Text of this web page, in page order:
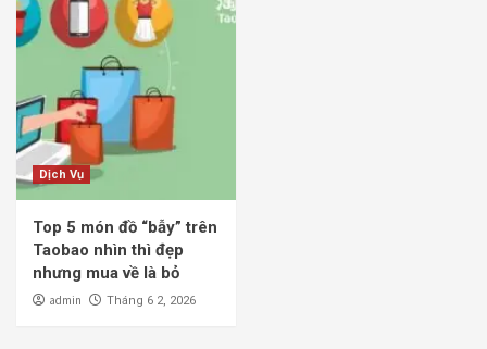
Dịch Vụ
Top 5 món đồ “bẫy” trên
Taobao nhìn thì đẹp
nhưng mua về là bỏ
admin Tháng 6 2, 2026